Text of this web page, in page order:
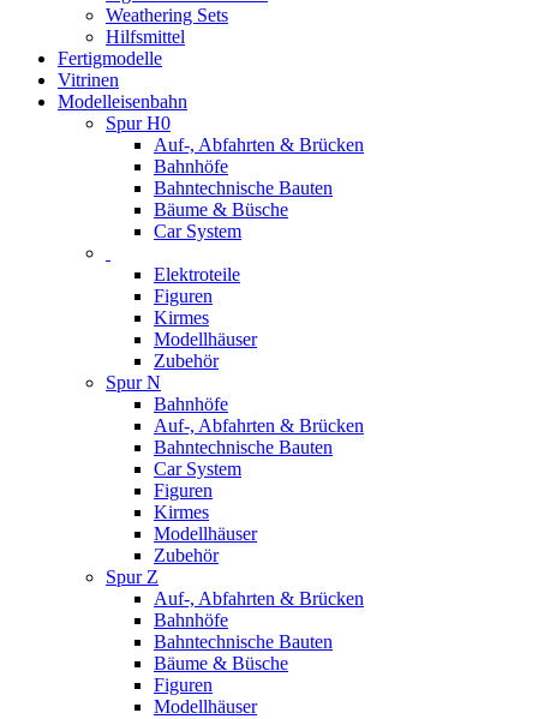
Weathering Sets
Hilfsmittel
Fertigmodelle
Vitrinen
Modelleisenbahn
Spur H0
Auf-, Abfahrten & Brücken
Bahnhöfe
Bahntechnische Bauten
Bäume & Büsche
Car System
Elektroteile
Figuren
Kirmes
Modellhäuser
Zubehör
Spur N
Bahnhöfe
Auf-, Abfahrten & Brücken
Bahntechnische Bauten
Car System
Figuren
Kirmes
Modellhäuser
Zubehör
Spur Z
Auf-, Abfahrten & Brücken
Bahnhöfe
Bahntechnische Bauten
Bäume & Büsche
Figuren
Modellhäuser